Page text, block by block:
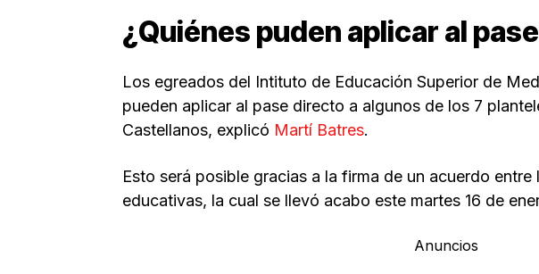
¿Quiénes puden aplicar al
Los egreados del Intituto de Educación Superior de
pueden aplicar al pase directo a algunos de los 7
Castellanos, explicó Martí Batres.
Esto será posible gracias a la firma de un acuerdo
educativas, la cual se llevó acabo este martes 16 de
Anuncios